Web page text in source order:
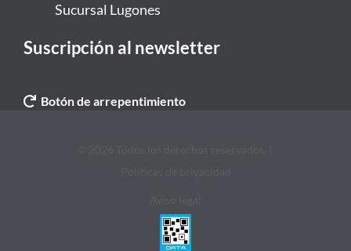
Sucursal Lugones
Suscripción al newsletter
Botón de arrepentimiento